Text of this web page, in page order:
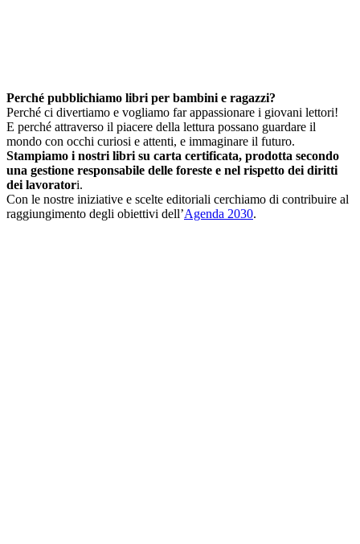
Perché pubblichiamo libri per bambini e ragazzi?
Perché ci divertiamo e vogliamo far appassionare i giovani lettori!
E perché attraverso il piacere della lettura possano guardare il
mondo con occhi curiosi e attenti, e immaginare il futuro.
Stampiamo i nostri libri su carta certificata, prodotta secondo
una gestione responsabile delle foreste e nel rispetto dei diritti
dei lavoratori.
Con le nostre iniziative e scelte editoriali cerchiamo di contribuire al
raggiungimento degli obiettivi dell’Agenda 2030.